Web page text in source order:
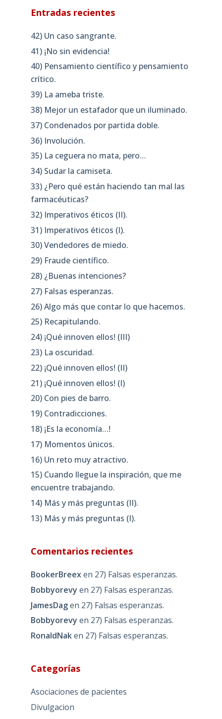
Entradas recientes
42) Un caso sangrante.
41) ¡No sin evidencia!
40) Pensamiento científico y pensamiento
crítico.
39) La ameba triste.
38) Mejor un estafador que un iluminado.
37) Condenados por partida doble.
36) Involución.
35) La ceguera no mata, pero…
34) Sudar la camiseta.
33) ¿Pero qué están haciendo tan mal las
farmacéuticas?
32) Imperativos éticos (II).
31) Imperativos éticos (I).
30) Vendedores de miedo.
29) Fraude científico.
28) ¿Buenas intenciones?
27) Falsas esperanzas.
26) Algo más que contar lo que hacemos.
25) Recapitulando.
24) ¡Qué innoven ellos! (III)
23) La oscuridad.
22) ¡Qué innoven ellos! (II)
21) ¡Qué innoven ellos! (I)
20) Con pies de barro.
19) Contradicciones.
18) ¡Es la economía…!
17) Momentos únicos.
16) Un reto muy atractivo.
15) Cuando llegue la inspiración, que me
encuentre trabajando.
14) Más y más preguntas (II).
13) Más y más preguntas (I).
Comentarios recientes
BookerBreexen 27) Falsas esperanzas.
Bobbyorevy en 27) Falsas esperanzas.
JamesDagen 27) Falsas esperanzas.
Bobbyorevy en 27) Falsas esperanzas.
RonaldNaken 27) Falsas esperanzas.
Categorías
Asociaciones de pacientes
Divulgacion